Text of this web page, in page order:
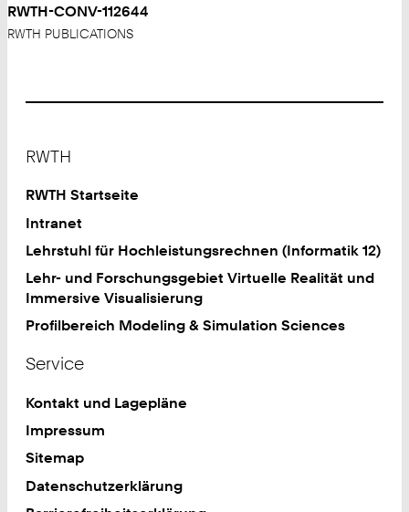
RWTH-CONV-112644
RWTH PUBLICATIONS
RWTH
RWTH Startseite
Intranet
Lehrstuhl für Hochleistungsrechnen (Informatik 12)
Lehr- und Forschungsgebiet Virtuelle Realität und
Immersive Visualisierung
Profilbereich Modeling & Simulation Sciences
Service
Kontakt und Lagepläne
Impressum
Sitemap
Datenschutzerklärung